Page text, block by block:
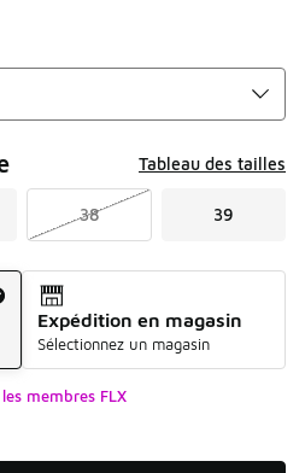
Tableau des tailles
38 39
Expédition en magasin
Sélectionnez un magasin
membres FLX